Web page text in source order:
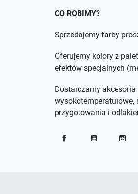
CO ROBIMY?
Sprzedajemy farby
Oferujemy kolory z
efektów specjalnych
Dostarczamy
wysokotemperaturowe,
przygotowania i